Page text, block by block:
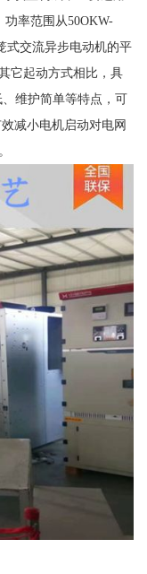
率范围从50OKW-
式交流异步电动机的平
它起动方式相比，具
维护简单等特点，可
减小电机启动对电网